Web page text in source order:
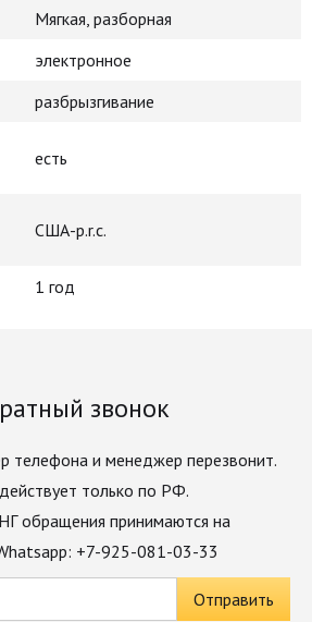
Мягкая, разборная
электронное
разбрызгивание
есть
США-p.r.c.
1 год
звонок
телефона и менеджер перезвонит.
только по РФ.
обращения принимаются на
+7-925-081-03-33